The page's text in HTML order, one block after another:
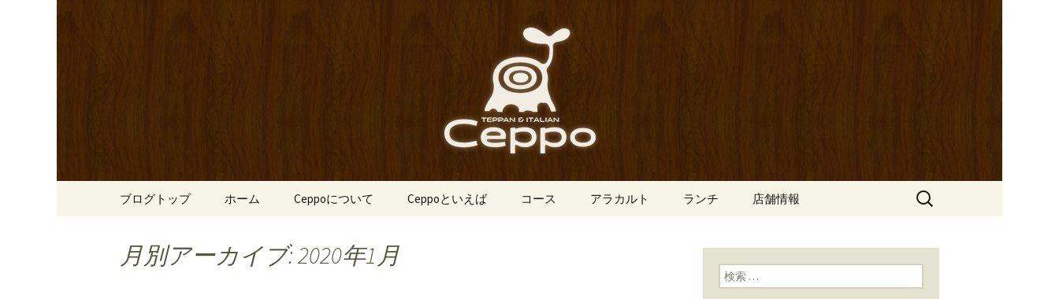
南船場・心斎橋のイタリアン
「Ceppo（チェッポ）」の公式ブログ
リーブ牛のステーキのほか、バルメニューも豊富にご用意。デートにも一人飲みのお客様にもぴった
コンテンツへ移動
ブログトップ ホーム Ceppoについて Ceppoといえば コース アラカルト ランチ 店舗情報
検
月別アーカイブ: 2020年1月
検索: